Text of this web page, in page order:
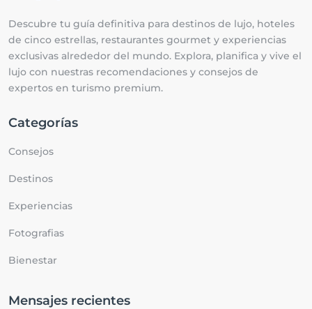
Descubre tu guía definitiva para destinos de lujo, hoteles
de cinco estrellas, restaurantes gourmet y experiencias
exclusivas alrededor del mundo. Explora, planifica y vive el
lujo con nuestras recomendaciones y consejos de
expertos en turismo premium.
Categorías
Consejos
Destinos
Experiencias
Fotografias
Bienestar
Mensajes recientes